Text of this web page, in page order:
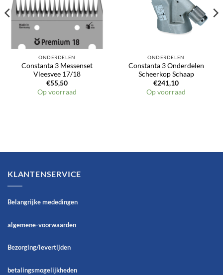
ONDERDELEN
Constanta 3 Messenset
Vleesvee 17/18
€55,50
Op voorraad
ONDERDELEN
Constanta 3 Onderdelen
Scheerkop Schaap
€241,10
Op voorraad
KLANTENSERVICE
Belangrijke mededingen
algemene-voorwaarden
Bezorging/levertijden
betalingsmogelijkheden